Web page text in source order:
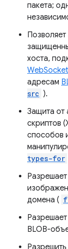
пакета;
хоста,
WebSocket
адресам
src ).
Защита от
скриптов
способов
types-for
домена (
BLOB-